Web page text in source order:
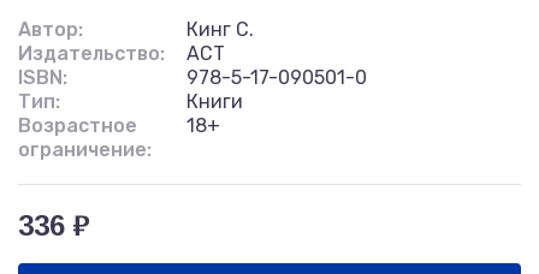
Автор:
Кинг С.
Издательство:
АСТ
ISBN:
978-5-17-090501-0
Тип:
Книги
Возрастное
ограничение:
18+
336 ₽